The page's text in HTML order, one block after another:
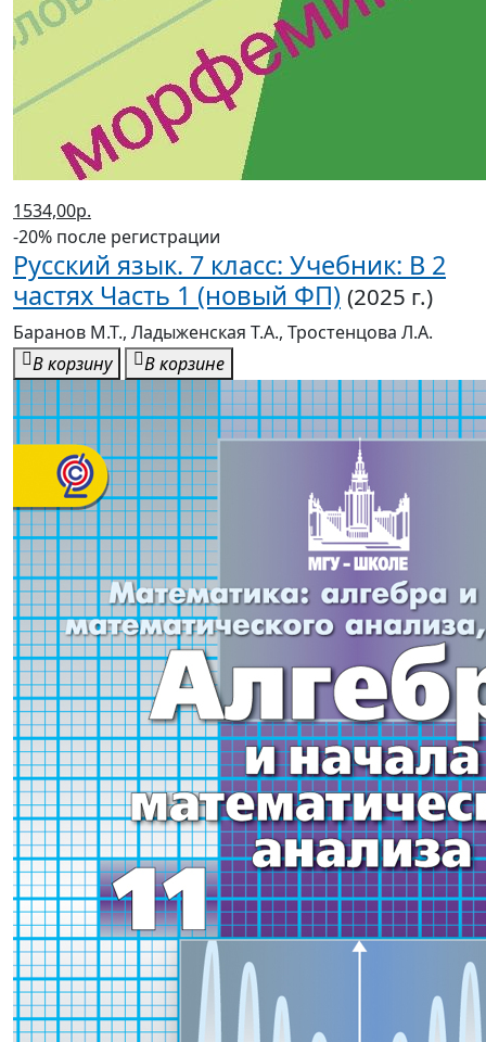
1534,00р.
-20% после регистрации
Русский язык. 7 класс: Учебник: В 2
частях Часть 1 (новый ФП) (2025 г.)
Баранов М.Т., Ладыженская Т.А., Тростенцова Л.А.
В корзину
В корзине